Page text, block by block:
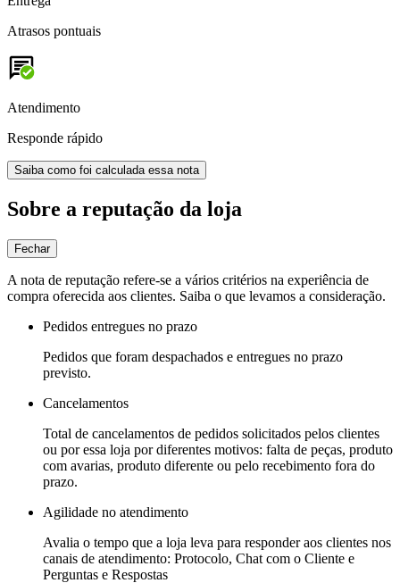
Atrasos pontuais
Atendimento
Responde rápido
Saiba como foi calculada essa nota
Sobre a reputação da loja
Fechar
A nota de reputação refere-se a vários critérios na experiência de
compra oferecida aos clientes. Saiba o que levamos a consideração.
Pedidos entregues no prazo
Pedidos que foram despachados e entregues no prazo
previsto.
Cancelamentos
Total de cancelamentos de pedidos solicitados pelos clientes
ou por essa loja por diferentes motivos: falta de peças, produto
com avarias, produto diferente ou pelo recebimento fora do
prazo.
Agilidade no atendimento
Avalia o tempo que a loja leva para responder aos clientes nos
canais de atendimento: Protocolo, Chat com o Cliente e
Perguntas e Respostas